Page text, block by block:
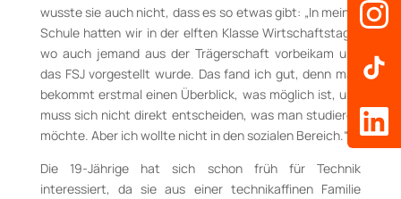
wusste sie auch nicht, dass es so etwas gibt: „In meiner
Schule hatten wir in der elften Klasse Wirtschaftstage,
wo auch jemand aus der Trägerschaft vorbeikam und
das FSJ vorgestellt wurde. Das fand ich gut, denn man
bekommt erstmal einen Überblick, was möglich ist, und
muss sich nicht direkt entscheiden, was man studieren
möchte. Aber ich wollte nicht in den sozialen Bereich.“
Die 19-Jährige hat sich schon früh für Technik
interessiert, da sie aus einer technikaffinen Familie